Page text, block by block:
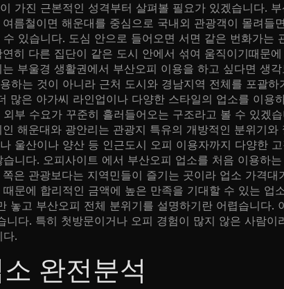
가진 근본적인 성격부터 살펴볼 필요가 있겠습니다.
름철이면 해운대를 중심으로 국내외 관광객이 몰려
있습니다. 도심 안으로 들어오면 서면 같은 번화가
히 다른 집단이 같은 도시 안에서 섞여 움직이기때문
부울경 생활권에서 부산오피 이용을 하고 싶다면 생
하는 것이 아니라 근처 도시와 경남지역 전체를 포괄
많은 아가씨 라인업이나 다양한 스타일의 업소를 이
부 수요가 꾸준히 흘러들어오는 구조라고 볼 수 있겠
해운대와 광안리는 관광지 특유의 개방적인 분위기
울산이나 양산 등 인근도시 오피 이용자까지 다양한
니다. 오피사이트 에서 부산오피 업소를 처음 이용하
은 관광보다는 지역민들이 즐기는 곳이라 업소 가격
문에 합리적인 금액에 높은 만족을 기대할 수 있는
놓고 부산오피 전체 분위기를 설명하기란 어렵습니다
다. 특히 첫방문이거나 오피 경험이 많지 않은 사람
다.
완전분석